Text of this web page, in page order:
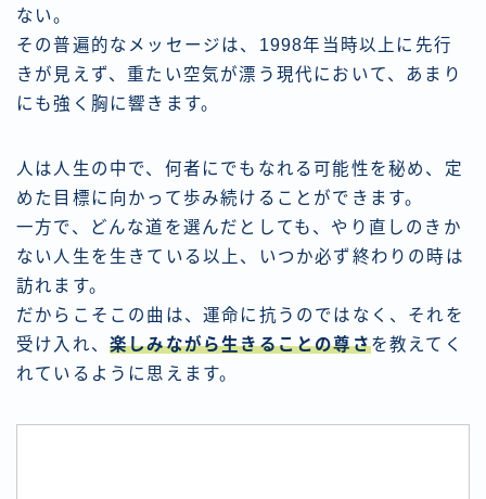
ない。
その普遍的なメッセージは、1998年当時以上に先行
きが見えず、重たい空気が漂う現代において、あまり
にも強く胸に響きます。
人は人生の中で、何者にでもなれる可能性を秘め、定
めた目標に向かって歩み続けることができます。
一方で、どんな道を選んだとしても、やり直しのきか
ない人生を生きている以上、いつか必ず終わりの時は
訪れます。
だからこそこの曲は、運命に抗うのではなく、それを
受け入れ、 楽しみながら生きることの尊さを教えてく
れているように思えます。